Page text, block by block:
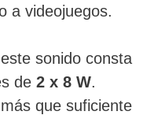
a videojuegos.
sonido consta
de 2 x 8 W.
que suficiente